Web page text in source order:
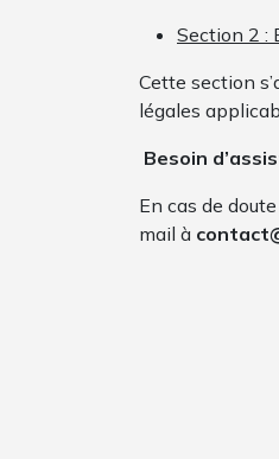
Section 2 :
Cette section
légales
Besoin
En cas de
mail à